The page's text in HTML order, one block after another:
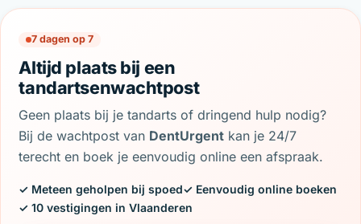
7 dagen op 7
Altijd plaats bij een
tandartsenwachtpost
Geen plaats bij je tandarts of dringend hulp nodig?
Bij de wachtpost van DentUrgent kan je 24/7
terecht en boek je eenvoudig online een afspraak.
✓ Meteen geholpen bij spoed✓ Eenvoudig online boeken
✓ 10 vestigingen in Vlaanderen